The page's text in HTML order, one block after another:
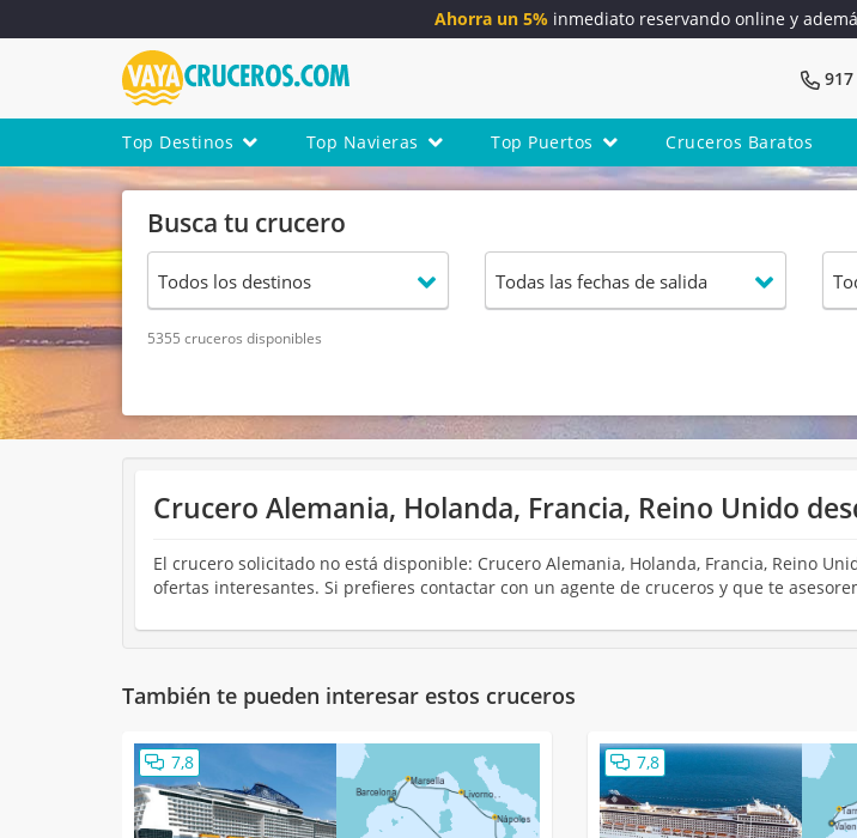
Ahorra un 5%inmediato reservando online y
Top Destinos Top Navieras Top Puertos Cruceros Baratos
Busca tu crucero
5355 cruceros disponibles
Crucero Alemania, Holanda, Francia, Reino Unido
El crucero solicitado no está disponible: Crucero Alemania, Holanda, Francia, Reino
ofertas interesantes. Si prefieres contactar con un agente de cruceros y que te
También te pueden interesar estos cruceros
7,8 7,8